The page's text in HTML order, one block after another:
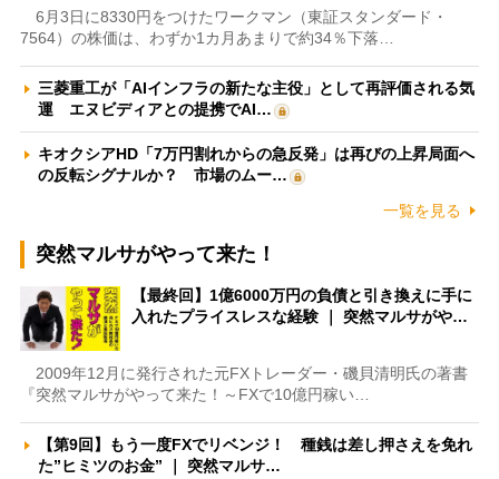
6月3日に8330円をつけたワークマン（東証スタンダード・
7564）の株価は、わずか1カ月あまりで約34％下落…
三菱重工が「AIインフラの新たな主役」として再評価される気
運 エヌビディアとの提携でAI…
キオクシアHD「7万円割れからの急反発」は再びの上昇局面へ
の反転シグナルか？ 市場のムー…
一覧を見る
突然マルサがやって来た！
【最終回】1億6000万円の負債と引き換えに手に
入れたプライスレスな経験 ｜ 突然マルサがや…
2009年12月に発行された元FXトレーダー・磯貝清明氏の著書
『突然マルサがやって来た！～FXで10億円稼い…
【第9回】もう一度FXでリベンジ！ 種銭は差し押さえを免れ
た”ヒミツのお金” ｜ 突然マルサ…